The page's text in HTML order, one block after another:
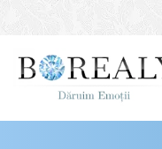
Bijuterii
Inele